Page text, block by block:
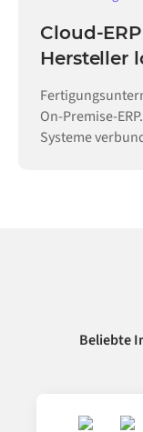
Cloud-
Hersteller
On-Premise-
Systeme
Beliebte